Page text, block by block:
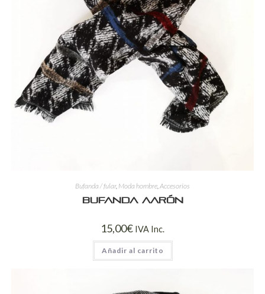
Bufanda / fular, Moda hombre,Accesorios
Bufanda Aarón
15,00€ IVA Inc.
Añadir al carrito